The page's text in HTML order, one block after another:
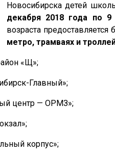
Новосибирска детей
декабря 2018 года по 9
возраста
метро, трамваях и
«Щ»;
Главный»;
центр — ОРМЗ»;
корпус»;